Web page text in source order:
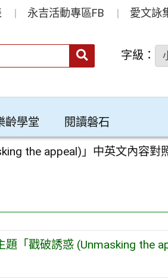
永吉活動專區FB 愛文詠
送出 字級：
齡學堂 閱讀磐石
the appeal)」中英文內容對
「戳破誘惑 (Unmasking the